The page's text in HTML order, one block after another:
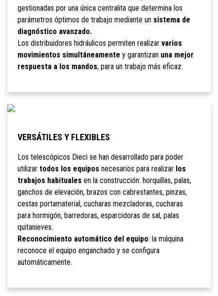
gestionadas por una única centralita que determina los
parámetros óptimos de trabajo mediante un sistema de
diagnóstico avanzado.
Los distribuidores hidráulicos permiten realizar varios
movimientos simultáneamente y garantizan una mejor
respuesta a los mandos, para un trabajo más eficaz.
VERSÁTILES Y FLEXIBLES
Los telescópicos Dieci se han desarrollado para poder
utilizar todos los equipos necesarios para realizar los
trabajos habituales en la construcción: horquillas, palas,
ganchos de elevación, brazos con cabrestantes, pinzas,
cestas portamaterial, cucharas mezcladoras, cucharas
para hormigón, barredoras, esparcidoras de sal, palas
quitanieves.
Reconocimiento automático del equipo: la máquina
reconoce el equipo enganchado y se configura
automáticamente.